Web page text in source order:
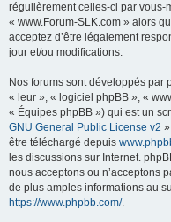
régulièrement celles-ci par vous-
« www.Forum-SLK.com » alors
acceptez d’être légalement
jour et/ou modifications.
Nos forums sont développés par
« leur », « logiciel phpBB », «
« Équipes phpBB ») qui est un
GNU General Public License v2
être téléchargé depuis
les discussions sur Internet.
nous acceptons ou n’acceptons
de plus amples informations au
https://www.phpbb.com/.